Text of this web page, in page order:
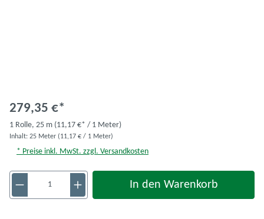
279,35 €*
1 Rolle, 25 m (11,17 €* / 1 Meter)
Inhalt: 25 Meter (11,17 € / 1 Meter)
* Preise inkl. MwSt. zzgl. Versandkosten
Produkt Anzahl: Gib den gewünschten Wert
In den Warenkorb